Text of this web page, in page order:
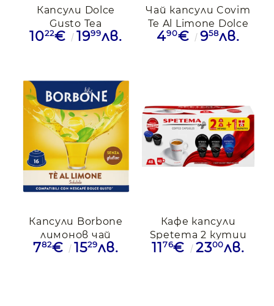
Капсули Dolce
Gusto Tea
Marakesh,16бр.
1022€ 1999лв.
Чай капсули Covim
Te Al Limone Dolce
Gusto,16бр
490€ 958лв.
Капсули Borbone
лимонов чай
съвместими с
782€ 1529лв.
Кафе капсули
Spetema 2 кутии
Intenso с подарък 1
11 76€ 2300лв.